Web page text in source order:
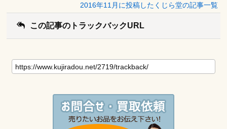
2016年11月に投稿したくじら堂の記事一覧
この記事のトラックバックURL